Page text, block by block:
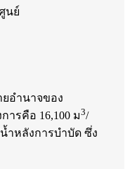
นย์
อำนาจของ
รคือ 16,100 ม3/
ำหลังการบำบัด ซึ่ง